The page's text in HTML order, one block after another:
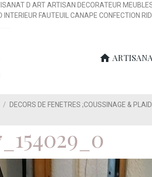
D ART ARTISAN DECORATEUR
FAUTEUIL CANAPE CONFECTION
DECORS DE FENETRES ;COUSSINAGE &